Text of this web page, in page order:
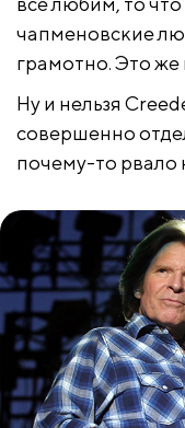
чапменовские
грамотно. Это
Ну и нельзя
совершенно
почему-то рвало